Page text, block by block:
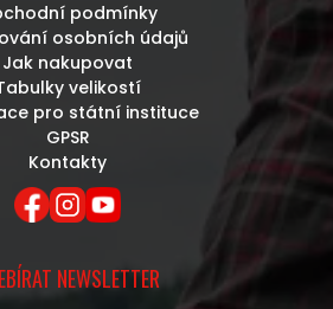
podmínky
osobních údajů
Jak nakupovat
velikostí
pro státní instituce
GPSR
Kontakty
NEWSLETTER